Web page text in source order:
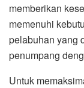
memberikan
memenuhi
pelabuhan yang
penumpang
Untuk